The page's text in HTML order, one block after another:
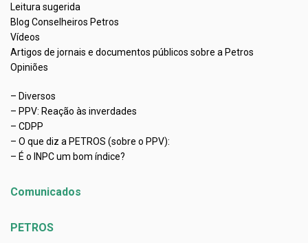
Leitura sugerida
Blog Conselheiros Petros
Vídeos
Artigos de jornais e documentos públicos sobre a Petros
Opiniões
– Diversos
– PPV: Reação às inverdades
– CDPP
– O que diz a PETROS (sobre o PPV):
– É o INPC um bom índice?
Comunicados
PETROS